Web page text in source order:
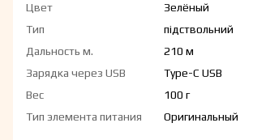
Цвет
Зелёный
Тип
підствольний
Дальность м.
210 м
Зарядка через USB
Type-C USB
Вес
100 г
Тип элемента питания
Оригинальный